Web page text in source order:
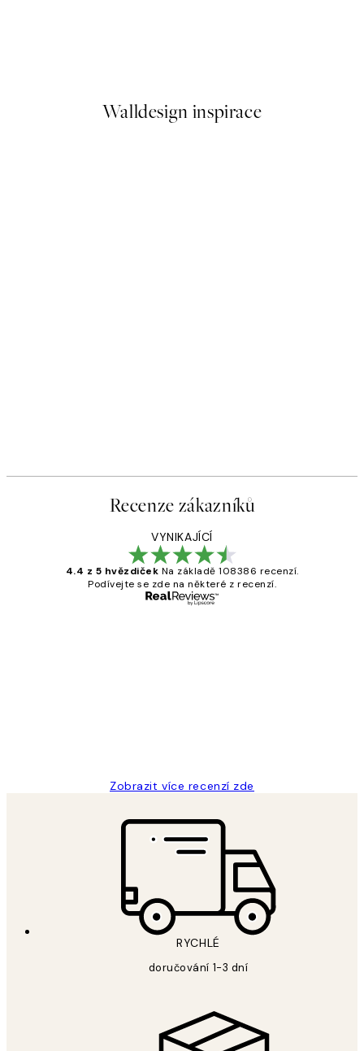
Walldesign inspirace
Recenze zákazníků
VYNIKAJÍCÍ
4.4 z 5 hvězdiček Na základě 108386 recenzí.
Podívejte se zde na některé z recenzí.
Zobrazit více recenzí zde
RYCHLÉ
doručování 1-3 dní